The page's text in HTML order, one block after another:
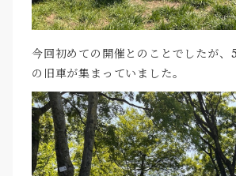
今回初めての開催とのことでしたが、
の旧車が集まっていました。